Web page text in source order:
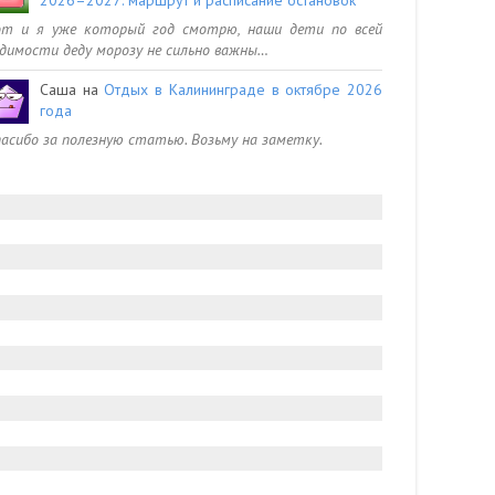
и я уже который год смотрю, наши дети по всей
деду морозу не сильно важны…
Саша наОтдых в Калининграде в октябре 2026
года
за полезную статью. Возьму на заметку.